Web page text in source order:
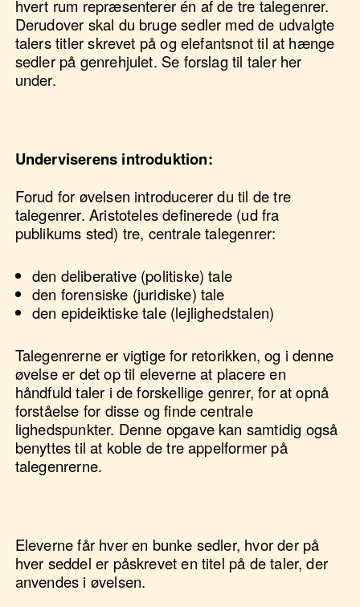
hvert rum repræsenterer én af de tre talegenrer.
Derudover skal du bruge sedler med de udvalgte
talers titler skrevet på og elefantsnot til at hænge
sedler på genrehjulet. Se forslag til taler her
under.
Underviserens introduktion:
Forud for øvelsen introducerer du til de tre
talegenrer. Aristoteles definerede (ud fra
publikums sted) tre, centrale talegenrer:
den deliberative (politiske) tale
den forensiske (juridiske) tale
den epideiktiske tale (lejlighedstalen)
Talegenrerne er vigtige for retorikken, og i denne
øvelse er det op til eleverne at placere en
håndfuld taler i de forskellige genrer, for at opnå
forståelse for disse og finde centrale
lighedspunkter. Denne opgave kan samtidig også
benyttes til at koble de tre appelformer på
talegenrerne.
Eleverne får hver en bunke sedler, hvor der på
hver seddel er påskrevet en titel på de taler, der
anvendes i øvelsen.